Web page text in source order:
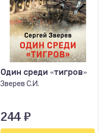
Один среди «тигров»
Зверев С.И.
244 ₽